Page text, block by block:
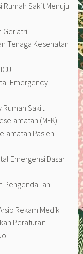
Rumah Sakit Menuju
Geriatri
Tenaga Kesehatan
Emergency
Rumah Sakit
(MFK)
Pasien
Emergensi Dasar
Pengendalian
Rekam Medik
Peraturan